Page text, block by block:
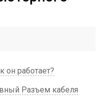
он работает?
Разъем кабеля